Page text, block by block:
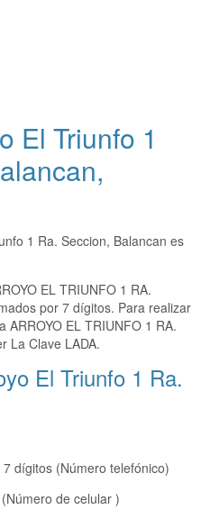
El Triunfo 1
1 Ra. Seccion, Balancan es
EL TRIUNFO 1 RA.
por 7 dígitos. Para realizar
ARROYO EL TRIUNFO 1 RA.
La Clave LADA.
El Triunfo 1 Ra.
dígitos (Número telefónico)
de celular )